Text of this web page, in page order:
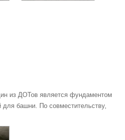
из ДОТов является фундаментом
башни. По совместительству,